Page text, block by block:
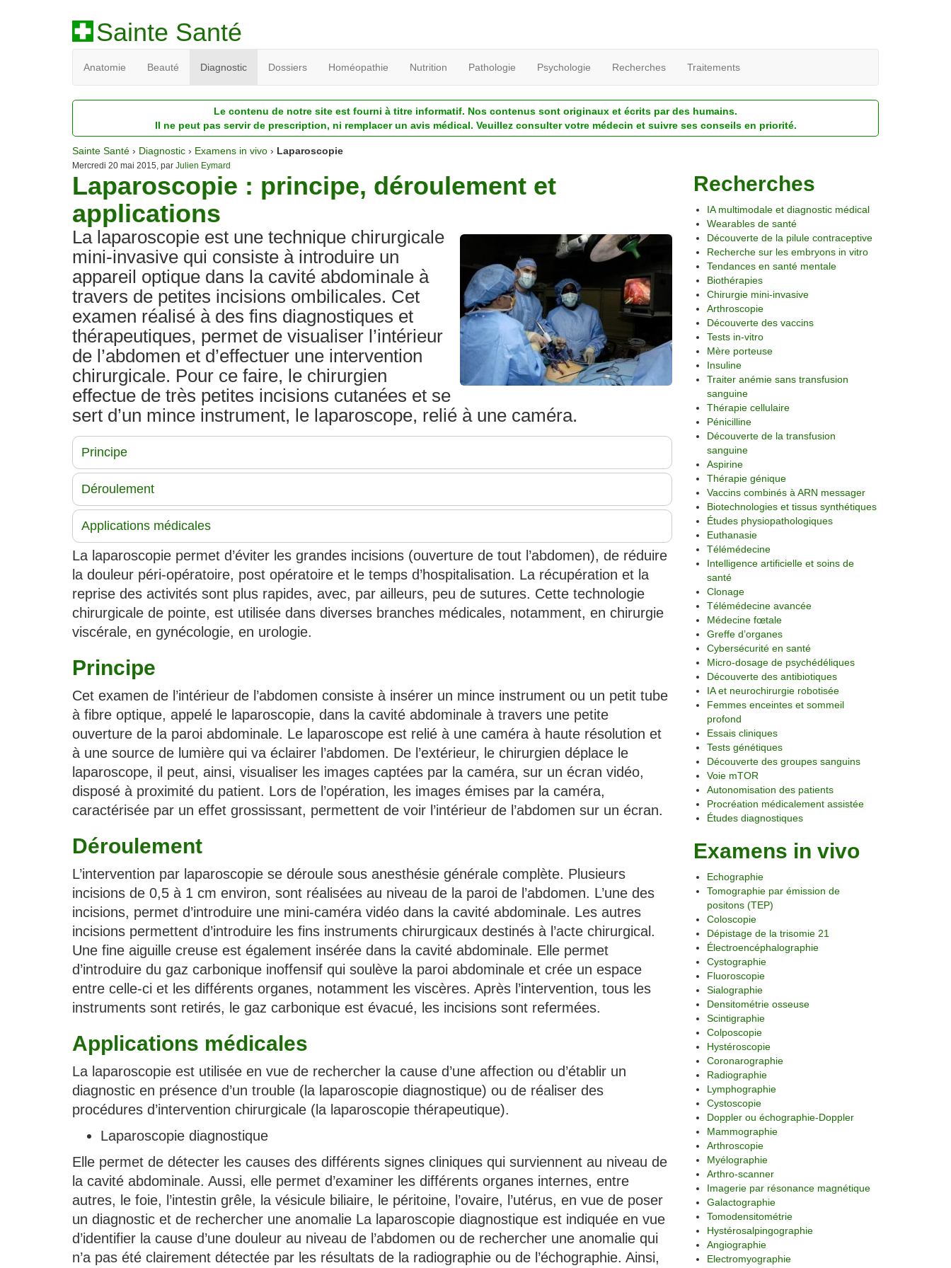
Sainte Santé
Anatomie Beauté Diagnostic Dossiers Homéopathie Nutrition Pathologie Psychologie Recherches Traitements
Le contenu de notre site est fourni à titre informatif. Nos contenus sont originaux et écrits par des humains.
Il ne peut pas servir de prescription, ni remplacer un avis médical. Veuillez consulter votre médecin et suivre ses conseils en priorité.
Sainte Santé › Diagnostic › Examens in vivo › Laparoscopie
Mercredi 20 mai 2015, par Julien Eymard
Laparoscopie : principe, déroulement et
applications
La laparoscopie est une technique chirurgicale
mini-invasive qui consiste à introduire un
appareil optique dans la cavité abdominale à
travers de petites incisions ombilicales. Cet
examen réalisé à des fins diagnostiques et
thérapeutiques, permet de visualiser l’intérieur
de l’abdomen et d’effectuer une intervention
chirurgicale. Pour ce faire, le chirurgien
effectue de très petites incisions cutanées et se
sert d’un mince instrument, le laparoscope, relié à une caméra.
Principe
Déroulement
Applications médicales
La laparoscopie permet d’éviter les grandes incisions (ouverture de tout l’abdomen), de réduire
la douleur péri-opératoire, post opératoire et le temps d’hospitalisation. La récupération et la
reprise des activités sont plus rapides, avec, par ailleurs, peu de sutures. Cette technologie
chirurgicale de pointe, est utilisée dans diverses branches médicales, notamment, en chirurgie
viscérale, en gynécologie, en urologie.
Principe
Cet examen de l’intérieur de l’abdomen consiste à insérer un mince instrument ou un petit tube
à fibre optique, appelé le laparoscopie, dans la cavité abdominale à travers une petite
ouverture de la paroi abdominale. Le laparoscope est relié à une caméra à haute résolution et
à une source de lumière qui va éclairer l’abdomen. De l’extérieur, le chirurgien déplace le
laparoscope, il peut, ainsi, visualiser les images captées par la caméra, sur un écran vidéo,
disposé à proximité du patient. Lors de l’opération, les images émises par la caméra,
caractérisée par un effet grossissant, permettent de voir l’intérieur de l’abdomen sur un écran.
Déroulement
L’intervention par laparoscopie se déroule sous anesthésie générale complète. Plusieurs
incisions de 0,5 à 1 cm environ, sont réalisées au niveau de la paroi de l’abdomen. L’une des
incisions, permet d’introduire une mini-caméra vidéo dans la cavité abdominale. Les autres
incisions permettent d’introduire les fins instruments chirurgicaux destinés à l’acte chirurgical.
Une fine aiguille creuse est également insérée dans la cavité abdominale. Elle permet
d’introduire du gaz carbonique inoffensif qui soulève la paroi abdominale et crée un espace
entre celle-ci et les différents organes, notamment les viscères. Après l’intervention, tous les
instruments sont retirés, le gaz carbonique est évacué, les incisions sont refermées.
Applications médicales
La laparoscopie est utilisée en vue de rechercher la cause d’une affection ou d’établir un
diagnostic en présence d’un trouble (la laparoscopie diagnostique) ou de réaliser des
procédures d’intervention chirurgicale (la laparoscopie thérapeutique).
Laparoscopie diagnostique
Elle permet de détecter les causes des différents signes cliniques qui surviennent au niveau de
la cavité abdominale. Aussi, elle permet d’examiner les différents organes internes, entre
autres, le foie, l’intestin grêle, la vésicule biliaire, le péritoine, l’ovaire, l’utérus, en vue de poser
un diagnostic et de rechercher une anomalie La laparoscopie diagnostique est indiquée en vue
d’identifier la cause d’une douleur au niveau de l’abdomen ou de rechercher une anomalie qui
n’a pas été clairement détectée par les résultats de la radiographie ou de l’échographie. Ainsi,
Recherches
IA multimodale et diagnostic médical
Wearables de santé
Découverte de la pilule contraceptive
Recherche sur les embryons in vitro
Tendances en santé mentale
Biothérapies
Chirurgie mini-invasive
Arthroscopie
Découverte des vaccins
Tests in-vitro
Mère porteuse
Insuline
Traiter anémie sans transfusion
sanguine
Thérapie cellulaire
Pénicilline
Découverte de la transfusion
sanguine
Aspirine
Thérapie génique
Vaccins combinés à ARN messager
Biotechnologies et tissus synthétiques
Études physiopathologiques
Euthanasie
Télémédecine
Intelligence artificielle et soins de
santé
Clonage
Télémédecine avancée
Médecine fœtale
Greffe d’organes
Cybersécurité en santé
Micro-dosage de psychédéliques
Découverte des antibiotiques
IA et neurochirurgie robotisée
Femmes enceintes et sommeil
profond
Essais cliniques
Tests génétiques
Découverte des groupes sanguins
Voie mTOR
Autonomisation des patients
Procréation médicalement assistée
Études diagnostiques
Examens in vivo
Echographie
Tomographie par émission de
positons (TEP)
Coloscopie
Dépistage de la trisomie 21
Électroencéphalographie
Cystographie
Fluoroscopie
Sialographie
Densitométrie osseuse
Scintigraphie
Colposcopie
Hystéroscopie
Coronarographie
Radiographie
Lymphographie
Cystoscopie
Doppler ou échographie-Doppler
Mammographie
Arthroscopie
Myélographie
Arthro-scanner
Imagerie par résonance magnétique
Galactographie
Tomodensitométrie
Hystérosalpingographie
Angiographie
Electromyographie